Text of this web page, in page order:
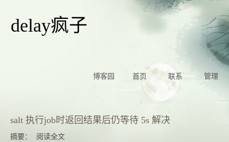
delay疯子
博客园 首页 联系 管理
salt 执行job时返回结果后仍等待 5s 解决
摘要： 阅读全文